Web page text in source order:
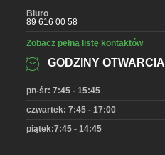
Biuro
89 616 00 58
Zobacz pełną listę kontaktów
GODZINY OTWARCIA
pn-śr: 7:45 - 15:45
czwartek: 7:45 - 17:00
piątek:7:45 - 14:45